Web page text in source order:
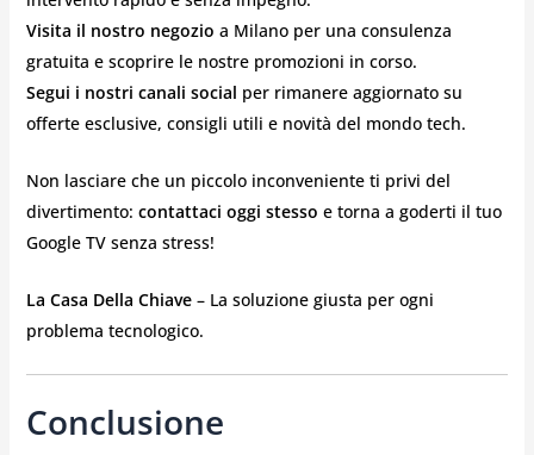
Visita il nostro negozio a Milano per una consulenza
gratuita e scoprire le nostre promozioni in corso.
Segui i nostri canali social per rimanere aggiornato su
offerte esclusive, consigli utili e novità del mondo tech.
Non lasciare che un piccolo inconveniente ti privi del
divertimento: contattaci oggi stesso e torna a goderti il tuo
Google TV senza stress!
La Casa Della Chiave– La soluzione giusta per ogni
problema tecnologico. ️
Conclusione